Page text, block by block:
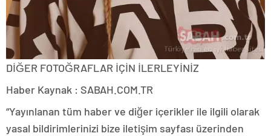
DİĞER FOTOĞRAFLAR İÇİN İLERLEYİNİZ
Haber Kaynak : SABAH.COM.TR
“Yayınlanan tüm haber ve diğer içerikler ile ilgili olarak
yasal bildirimlerinizi bize iletişim sayfası üzerinden